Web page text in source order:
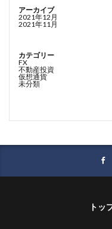
アーカイブ
2021年12月
2021年11月
カテゴリー
FX
不動産投資
仮想通貨
未分類
トッ